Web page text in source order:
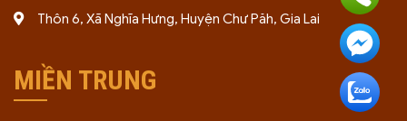
Thôn 6, Xã Nghĩa Hưng, Huyện Chư Păh, Gia Lai
MIỀN TRUNG